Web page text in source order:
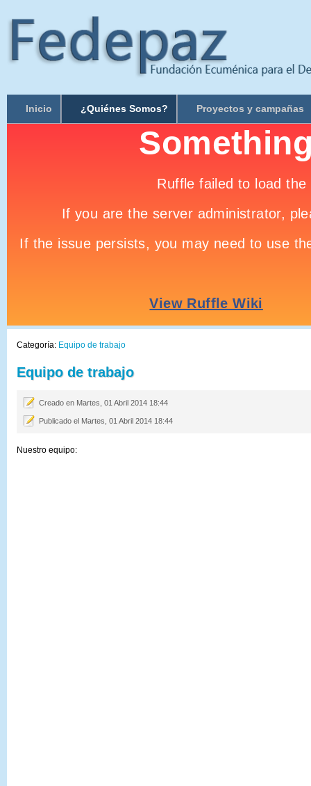
Inicio ¿Quiénes Somos? Proyectos y campañas
Categoría: Equipo de trabajo
Equipo de trabajo
Creado en Martes, 01 Abril 2014 18:44
Publicado el Martes, 01 Abril 2014 18:44
Nuestro equipo: